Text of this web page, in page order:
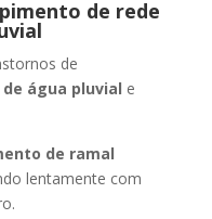
de rede
de
água pluvial e
de ramal
lentamente com